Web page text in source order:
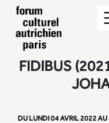
FIDIBUS
DU LUNDI 04 AVRIL 2022